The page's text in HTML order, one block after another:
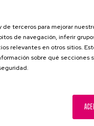
de terceros para mejorar
de navegación, inferir
relevantes en otros sitios.
sobre qué secciones